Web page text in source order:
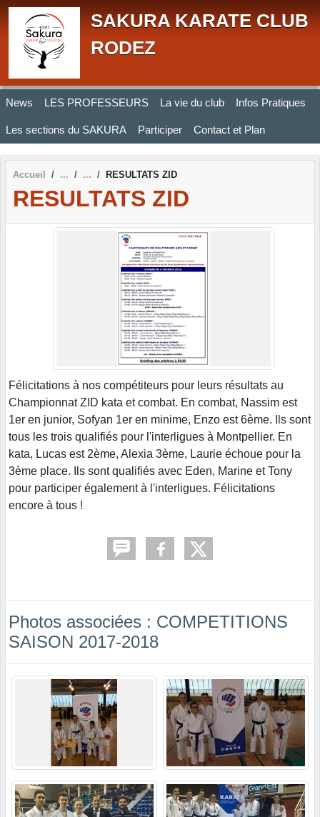
SAKURA KARATE CLUB
RODEZ
News LES PROFESSEURS La vie du club Infos Pratiques
Les sections du SAKURA Participer Contact et Plan
Accueil RESULTATS ZID
RESULTATS ZID
Félicitations à nos compétiteurs pour leurs résultats au
Championnat ZID kata et combat. En combat, Nassim est
1er en junior, Sofyan 1er en minime, Enzo est 6ème. Ils sont
tous les trois qualifiés pour l'interligues à Montpellier. En
kata, Lucas est 2ème, Alexia 3ème, Laurie échoue pour la
3ème place. Ils sont qualifiés avec Eden, Marine et Tony
pour participer également à l'interligues. Félicitations
encore à tous !
Photos associées : COMPETITIONS
SAISON 2017-2018
Panneau de gestion des cookies